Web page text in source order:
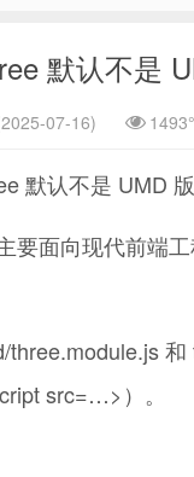
默认不是
07-16)
默认不是 UMD
要面向现代前端
three.module.js
src=…>）。